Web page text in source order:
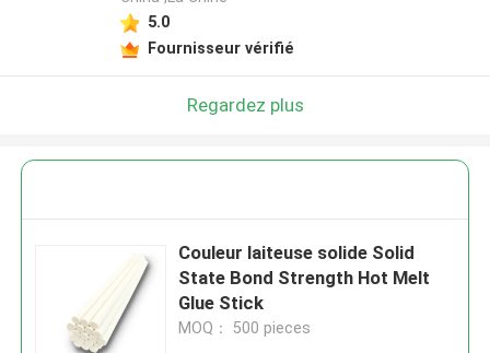
5.0
Fournisseur vérifié
Regardez plus
Couleur laiteuse solide Solid
State Bond Strength Hot Melt
Glue Stick
MOQ： 500 pieces